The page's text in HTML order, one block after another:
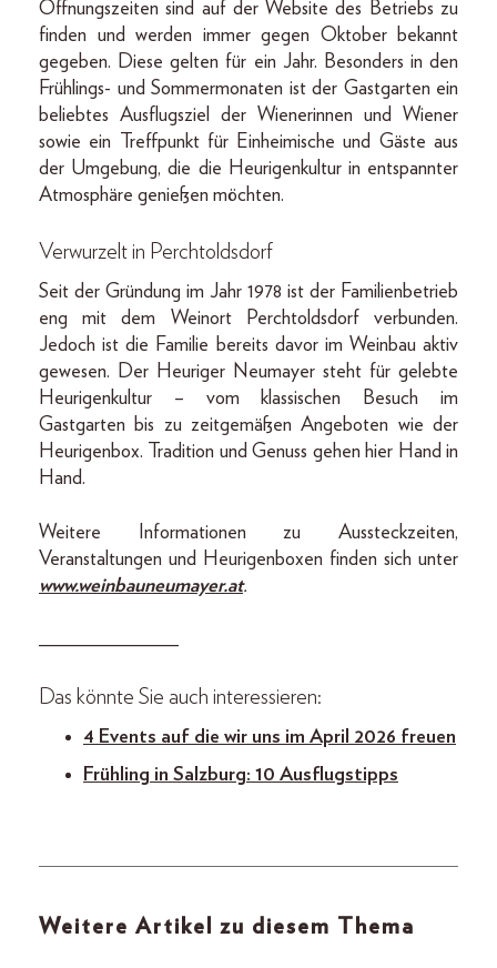
Öffnungszeiten sind auf der Website des Betriebs zu
finden und werden immer gegen Oktober bekannt
gegeben. Diese gelten für ein Jahr. Besonders in den
Frühlings- und Sommermonaten ist der Gastgarten ein
beliebtes Ausflugsziel der Wienerinnen und Wiener
sowie ein Treffpunkt für Einheimische und Gäste aus
der Umgebung, die die Heurigenkultur in entspannter
Atmosphäre genießen möchten.
Verwurzelt in Perchtoldsdorf
Seit der Gründung im Jahr 1978 ist der Familienbetrieb
eng mit dem Weinort Perchtoldsdorf verbunden.
Jedoch ist die Familie bereits davor im Weinbau aktiv
gewesen. Der Heuriger Neumayer steht für gelebte
Heurigenkultur – vom klassischen Besuch im
Gastgarten bis zu zeitgemäßen Angeboten wie der
Heurigenbox. Tradition und Genuss gehen hier Hand in
Hand.
Weitere Informationen zu Aussteckzeiten,
Veranstaltungen und Heurigenboxen finden sich unter
www.weinbauneumayer.at.
______________
Das könnte Sie auch interessieren:
4 Events auf die wir uns im April 2026 freuen
Frühling in Salzburg: 10 Ausflugstipps
Weitere Artikel zu diesem Thema